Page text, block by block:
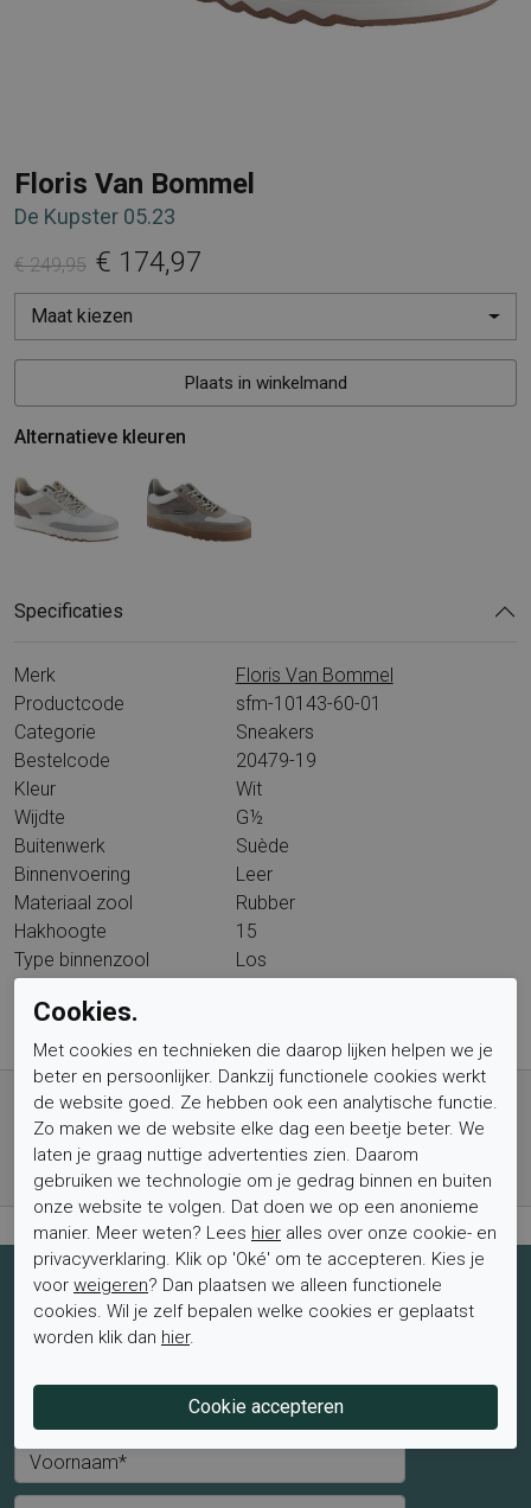
Floris Van Bommel
De Kupster 05.23
€ 249,95 € 174,97
Maat kiezen
Plaats in winkelmand
Alternatieve kleuren
Specificaties
Merk
Floris Van Bommel
Productcode
sfm-10143-60-01
Categorie
Sneakers
Bestelcode
20479-19
Kleur
Wit
Wijdte
G½
Buitenwerk
Suède
Binnenvoering
Leer
Materiaal zool
Rubber
Hakhoogte
15
Type binnenzool
Los
Wandelklasse
Gratis verzending vanaf € 59,- (voor NL)
Bestel nu, betaal achteraf met Klarna
Levertijd 1-2 werkdagen*
Retourtermijn van 2 weken
Schrijf je nu in voor de nieuwsbrief
Schrijf je in voor de nieuwsbrief en blijf op de hoogte van de
Meneer
Voornaam*
Cookies.
Met cookies en technieken die daarop lijken helpen we je
beter en persoonlijker. Dankzij functionele cookies werkt
de website goed. Ze hebben ook een analytische functie.
Zo maken we de website elke dag een beetje beter. We
laten je graag nuttige advertenties zien. Daarom
gebruiken we technologie om je gedrag binnen en buiten
onze website te volgen. Dat doen we op een anonieme
manier. Meer weten? Lees hier alles over onze cookie- en
privacyverklaring. Klik op 'Oké' om te accepteren. Kies je
voor weigeren? Dan plaatsen we alleen functionele
cookies. Wil je zelf bepalen welke cookies er geplaatst
worden klik dan hier.